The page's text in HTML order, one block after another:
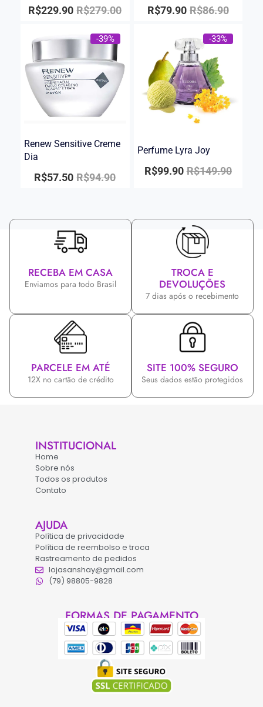
R$279.00
R$229.90 R$86.90
R$79.90
-39%
Renew Sensitive Creme
Dia
R$94.90
R$57.50
-33%
Perfume Lyra Joy
R$149.90
R$99.90
RECEBA EM CASA
Enviamos para todo Brasil
TROCA E
DEVOLUÇÕES
7 dias após o recebimento
PARCELE EM ATÉ
12X no cartão de crédito
SITE 100% SEGURO
Seus dados estão protegidos
INSTITUCIONAL
Home
Sobre nós
Todos os produtos
Contato
AJUDA
Política de privacidade
Política de reembolso e troca
Rastreamento de pedidos
lojasanshay@gmail.com
(79) 98805-9828
FORMAS DE PAGAMENTO